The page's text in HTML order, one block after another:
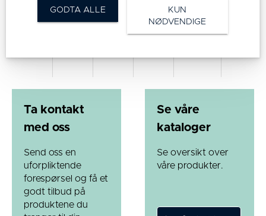
Ta kontakt
med oss
Send oss en
uforpliktende
forespørsel og få et
godt tilbud på
produktene du
Se våre
kataloger
Se oversikt over
våre produkter.
GODTA ALLE
KUN
NØDVENDIGE